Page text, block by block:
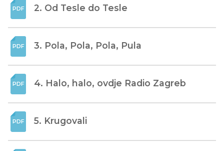
2. Od Tesle do Tesle
3. Pola, Pola, Pola, Pula
4. Halo, halo, ovdje Radio Zagreb
5. Krugovali